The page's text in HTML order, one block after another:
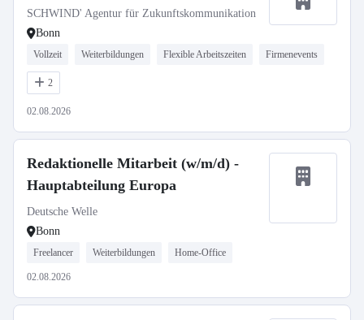
SCHWIND' Agentur für Zukunftskommunikation
Bonn
Vollzeit Weiterbildungen Flexible Arbeitszeiten Firmenevents
2
02.08.2026
Redaktionelle Mitarbeit (w/m/d) -
Hauptabteilung Europa
Deutsche Welle
Bonn
Freelancer Weiterbildungen Home-Office
02.08.2026